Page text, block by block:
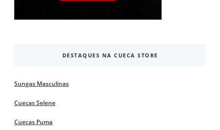
DESTAQUES NA CUECA STORE
Sungas Masculinas
Cuecas Selene
Cuecas Puma